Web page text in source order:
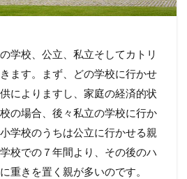
学校、公立、私立そしてカトリ
ます。まず、どの学校に行かせ
によりますし、家庭の経済的状
の場合、後々私立の学校に行か
学校のうちは公立に行かせる親
校での７年間より、その後のハ
重きを置く親が多いのです。